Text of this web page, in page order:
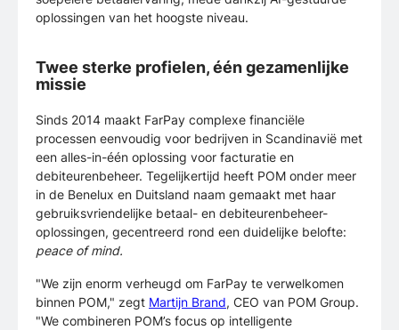
oplossingen van het hoogste niveau.
Twee sterke profielen, één gezamenlijke
missie
Sinds 2014 maakt FarPay complexe financiële
processen eenvoudig voor bedrijven in Scandinavië met
een alles-in-één oplossing voor facturatie en
debiteurenbeheer. Tegelijkertijd heeft POM onder meer
in de Benelux en Duitsland naam gemaakt met haar
gebruiksvriendelijke betaal- en debiteurenbeheer-
oplossingen, gecentreerd rond een duidelijke belofte:
peace of mind.
"We zijn enorm verheugd om FarPay te verwelkomen
binnen POM," zegt Martijn Brand, CEO van POM Group.
"We combineren POM’s focus op intelligente